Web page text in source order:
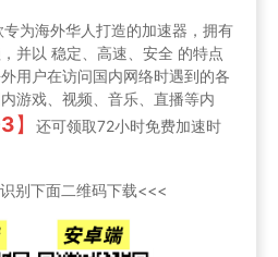
为海外华人打造的加速器，拥有
并以 稳定、高速、安全 的特点
用户在访问国内网络时遇到的各
游戏、视频、音乐、直播等内
】
还可领取72小时免费加速时
别下面二维码下载<<<